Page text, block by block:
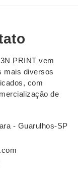
PRINT vem
mais diversos
com
de
- Guarulhos-SP